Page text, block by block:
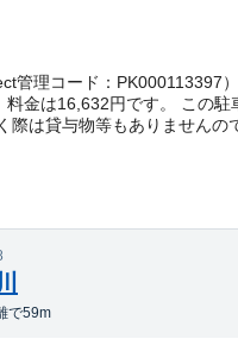
管理コード：
金は16,632円です。 この
は貸与物等もありませんの
で59m